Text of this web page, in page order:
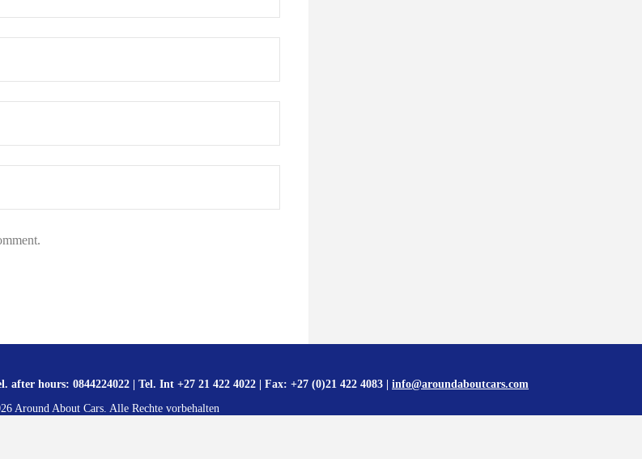
after hours: 0844224022 | Tel. Int +27 21 422 4022 | Fax: +27 (0)21 422 4083 | info@aroundaboutcars.com
Around About Cars. Alle Rechte vorbehalten